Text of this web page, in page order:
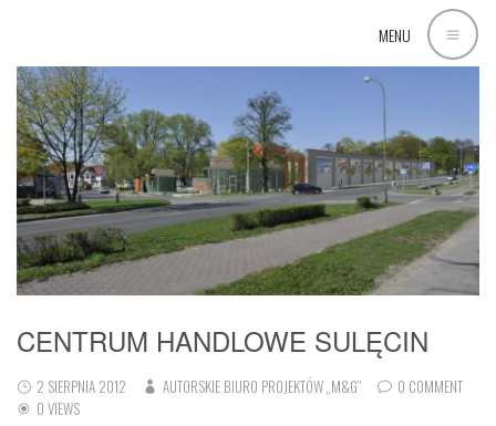
MENU
CENTRUM HANDLOWE SULĘCIN
2 SIERPNIA 2012 AUTORSKIE BIURO PROJEKTÓW „M&G”
0 COMMENT
0 VIEWS